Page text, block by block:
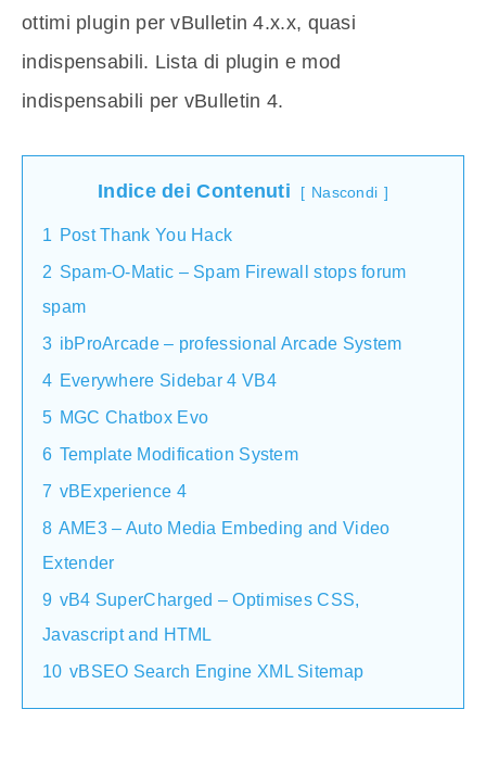
ottimi plugin per vBulletin 4.x.x, quasi
indispensabili. Lista di plugin e mod
indispensabili per vBulletin 4.
Indice dei Contenuti Nascondi
1 Post Thank You Hack
2 Spam-O-Matic – Spam Firewall stops forum
spam
3 ibProArcade – professional Arcade System
4 Everywhere Sidebar 4 VB4
5 MGC Chatbox Evo
6 Template Modification System
7 vBExperience 4
8 AME3 – Auto Media Embeding and Video
Extender
9 vB4 SuperCharged – Optimises CSS,
Javascript and HTML
10 vBSEO Search Engine XML Sitemap